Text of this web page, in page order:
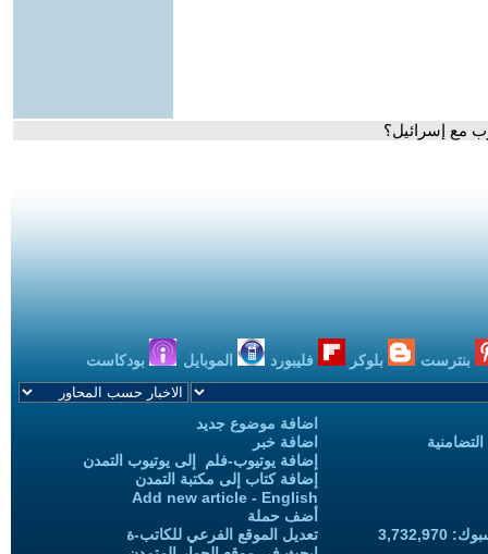
مع إسرائيل؟
بنترست بلوكر فليبورد الموبايل بودكاست
اضافة موضوع جديد
اضافة خبر
إضافة يوتيوب-فلم إلى يوتيوب التمدن
إضافة كتاب إلى مكتبة التمدن
Add new article - English
أضف حملة
تعديل الموقع الفرعي للكاتب-ة